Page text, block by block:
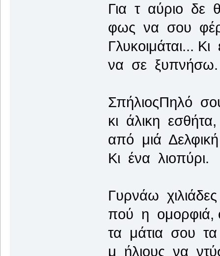
Για τ αύριο δε
φως να σου
Γλυκοιμάται... Κι
να σε ξυπνήσω.
ΣπήλιοςΠηλό
κι άλικη
από μιά
Κι ένα λιοπύρι.
Γυρνάω
πού η ομορφιά,
τα μάτια σου τα
μ ήλιους να